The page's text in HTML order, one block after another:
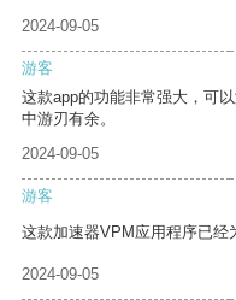
2024-09-05
游客
这款app的功能非常强大，可
中游刃有余。
2024-09-05
游客
这款加速器VPM应用程序已经
2024-09-05